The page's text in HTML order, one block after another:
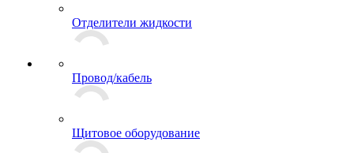
Отделители жидкости
Провод/кабель
Щитовое оборудование